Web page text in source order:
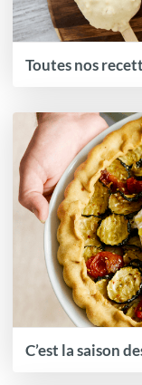
Toutes nos
C’est la saison